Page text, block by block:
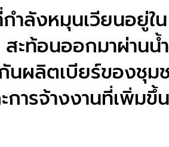
ำลังหมุนเวียนอยู่ใ
ะท้อนออกมาผ่านน้
นผลิตเบียร์ของชุม
ารจ้างงานที่เพิ่มขึ้น